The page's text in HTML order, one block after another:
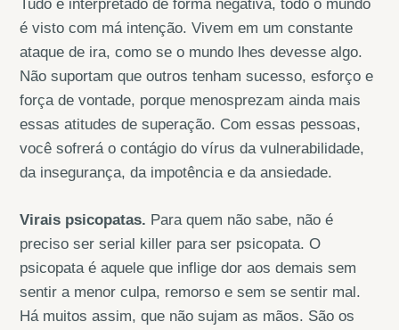
Tudo é interpretado de forma negativa, todo o mundo
é visto com má intenção. Vivem em um constante
ataque de ira, como se o mundo lhes devesse algo.
Não suportam que outros tenham sucesso, esforço e
força de vontade, porque menosprezam ainda mais
essas atitudes de superação. Com essas pessoas,
você sofrerá o contágio do vírus da vulnerabilidade,
da insegurança, da impotência e da ansiedade.
Virais psicopatas. Para quem não sabe, não é
preciso ser serial killer para ser psicopata. O
psicopata é aquele que inflige dor aos demais sem
sentir a menor culpa, remorso e sem se sentir mal.
Há muitos assim, que não sujam as mãos. São os